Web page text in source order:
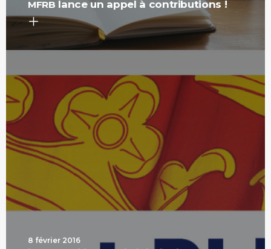
MFRB lance un appel à contributions !
8 février 2016